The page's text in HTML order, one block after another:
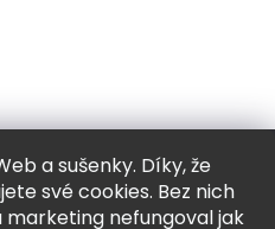
a sušenky. Díky, že
své cookies. Bez nich
marketing nefungoval jak
. Všechna práva vyhrazena.
a nakódovalShoptak.cz